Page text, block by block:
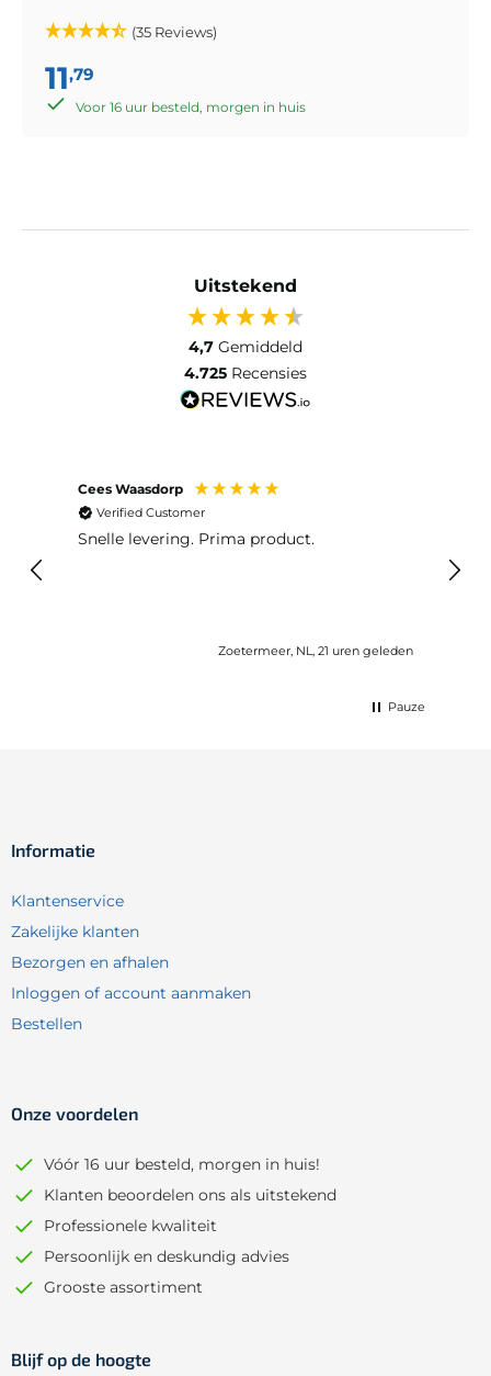
(35 Reviews)
11,79
Voor 16 uur besteld, morgen in huis
Uitstekend
4,7 Gemiddeld
4.725 Recensies
Cees Waasdorp
Verified Customer
Snelle levering. Prima product.
Zoetermeer, NL, 21 uren geleden
lang
Pauze
Informatie
Klantenservice
Zakelijke klanten
Bezorgen en afhalen
Inloggen of account aanmaken
Bestellen
Onze voordelen
Vóór 16 uur besteld, morgen in huis!
Klanten beoordelen ons als uitstekend
Professionele kwaliteit
Persoonlijk en deskundig advies
Grooste assortiment
Blijf op de hoogte